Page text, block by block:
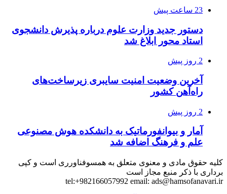
23 ساعت پیش
دستور جدید وزارت علوم درباره پذیرش دانشجوی
استاد محور ابلاغ شد
2 روز پیش
آخرین وضعیت امنیت سایبری زیرساخت‌های
راه‌آهن کشور
2 روز پیش
آمار و بیوانفورماتیک به دانشکده هوش مصنوعی
علم و فرهنگ اضافه شد
کلیه حقوق مادی و معنوی متعلق به همسوفناورری است و کپی
برداری با ذکر منبع مجاز است
tel:+982166057992 email: ads@hamsofanavari.ir